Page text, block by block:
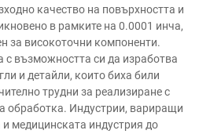
качество на повърхността и
в рамките на 0.0001 инча,
за високоточни компоненти.
с възможността си да изработва
и детайли, които биха били
трудни за реализиране с
обработка. Индустрии, вариращи
медицинската индустрия до